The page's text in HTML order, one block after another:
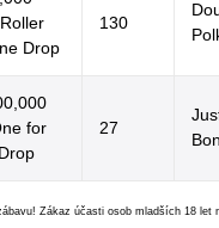
Drop
130
for
27
Zákaz účasti osob mladších 18 let